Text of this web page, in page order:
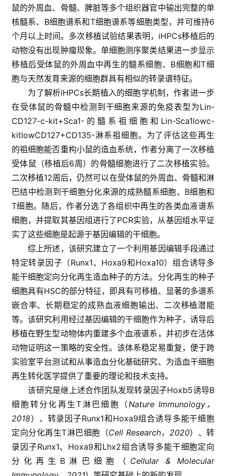
首
页
行
业
资
再
生
医
学
鼠的外周血、骨髓、脾脏等多个组织器官中输出完整的单
核髓系、B细胞谱系和T细胞谱系等细胞类型，并可维持6
个月以上时间。多次移植试验结果表明，iHPCs移植后的
动物没有出现肿瘤现象。单细胞测序聚类结果进一步显示
移植后受体鼠的外周血中再生的髓系细胞、B细胞和T细
胞与天然发育来源的细胞群具有相似的转录谱特征。
为了解析iHPCs长期植入的细胞学机制，作者进一步
在受体鼠的骨髓中检测到干细胞来源的免疫表型为Lin-
CD127-c-kit+Sca1-的髓系祖细胞和Lin-Sca1lowc-
kitlowCD127+CD135-淋系祖细胞。为了评估这些再生
的祖细胞能否重构小鼠的造血系统，作者分离了一次移植
受体鼠（移植后6周）的骨髓细胞进行了二次移植实验。
二次移植12周后，仍然可以在受体鼠的外周血、骨髓和淋
巴结中检测到干细胞分化来源的成熟髓系细胞、B细胞和
T细胞。随后，作者分选了各组织中再生的各类血液谱系
细胞，并提取其基因组进行了PCR实验，从基因组水平证
实了这些细胞是起源于基因编辑的干细胞。
综上所述，该研究建立了一个利用基因编辑手段通过
特定转录因子（Runx1、Hoxa9和Hoxa10）组合诱导多
能干细胞定向分化再生造血种子的方法。分化再生的种子
细胞具有HSC的部分特征，即具有可移植、显著的多谱系
嵌合率、长期稳定的成熟血液细胞输出、二次移植潜能
等。该研究利用经过基因编辑的干细胞作为种子，诱导后
移植在野生型动物体内重建多个血液谱系，并初步在活体
动物证明这一策略的安全性。该体系稳定易重复，便于跨
实验室平台测试和从事造血分化基础研究、为造血干细胞
再生转化医学提供了重要的理论和技术支持。
该研究是继上述合作团队发现转录因子Hoxb5诱导B
细胞转分化再生T淋巴细胞（Nature Immunology，
2018）、转录因子Runx1和Hoxa9组合诱导多能干细胞
定向分化再生T淋巴细胞（Cell Research，2020）、转
录因子Runx1、Hoxa9和Lhx2组合诱导多能干细胞定向
分化再生B淋巴细胞（ Cellular & Molecular